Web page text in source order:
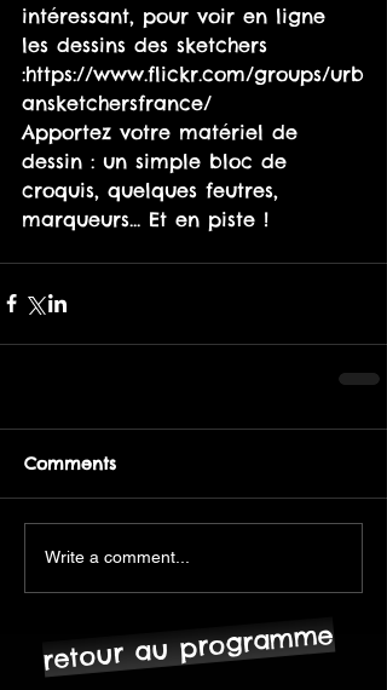
intéressant, pour voir en ligne
les dessins des sketchers
:https://www.flickr.com/groups/urb
ansketchersfrance/
Apportez votre matériel de
dessin : un simple bloc de
croquis, quelques feutres,
marqueurs... Et en piste !
Comments
Write a comment...
retour au programme